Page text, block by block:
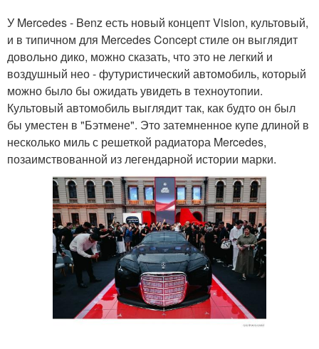
У Mercedes - Benz есть новый концепт Vision, культовый,
и в типичном для Mercedes Concept стиле он выглядит
довольно дико, можно сказать, что это не легкий и
воздушный нео - футуристический автомобиль, который
можно было бы ожидать увидеть в техноутопии.
Культовый автомобиль выглядит так, как будто он был
бы уместен в "Бэтмене". Это затемненное купе длиной в
несколько миль с решеткой радиатора Mercedes,
позаимствованной из легендарной истории марки.